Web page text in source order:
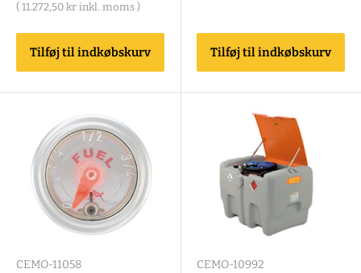
( 11.272,50 kr inkl. moms )
Tilføj til indkøbskurv Tilføj til indkøbskurv
CEMO-11058 CEMO-10992